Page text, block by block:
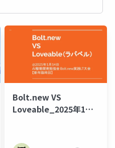
Bolt.new VS
Loveable_2025年1月
【新年臨時回】